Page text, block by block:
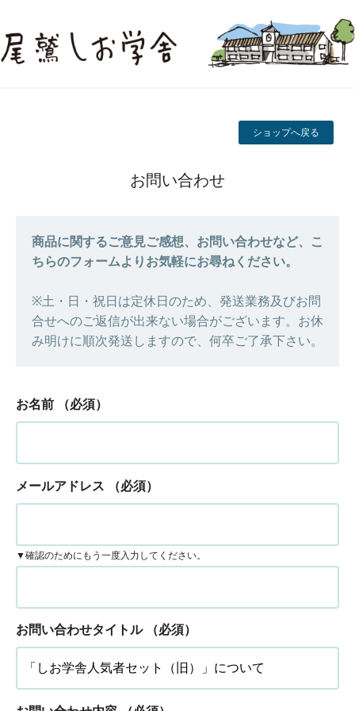
ショップへ戻る
お問い合わせ
商品に関するご意見ご感想、お問い合わせなど、こ
ちらのフォームよりお気軽にお尋ねください。
※土・日・祝日は定休日のため、発送業務及びお問
合せへのご返信が出来ない場合がございます。お休
み明けに順次発送しますので、何卒ご了承下さい。
お名前 （必須）
メールアドレス （必須）
▼確認のためにもう一度入力してください。
お問い合わせタイトル （必須）